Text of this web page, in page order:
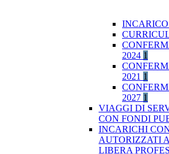
INCARICO
2024 1
2021 1
2027 1
VIAGGI DI
CON FONDI
INCARICHI
AUTORIZZATI
LIBERA